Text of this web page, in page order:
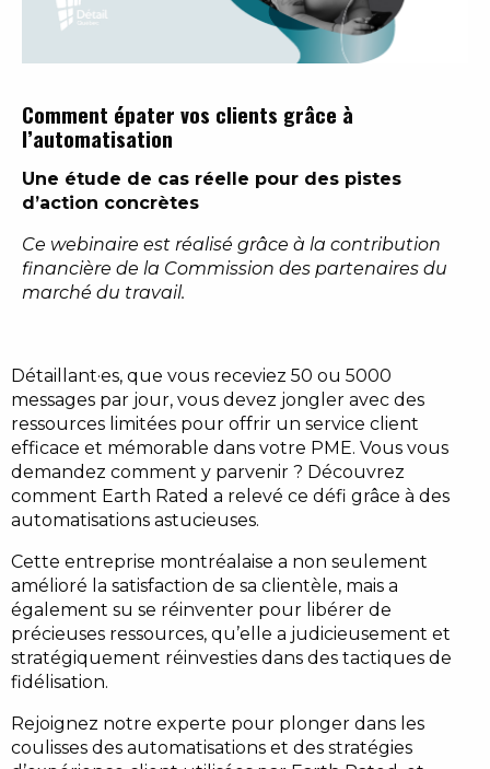
Comment épater vos clients grâce à
l’automatisation
Une étude de cas réelle pour des pistes
d’action concrètes
Ce webinaire est réalisé grâce à la contribution
financière de la Commission des partenaires du
marché du travail.
Détaillant·es, que vous receviez 50 ou 5000
messages par jour, vous devez jongler avec des
ressources limitées pour offrir un service client
efficace et mémorable dans votre PME. Vous vous
demandez comment y parvenir ? Découvrez
comment Earth Rated a relevé ce défi grâce à des
automatisations astucieuses.
Cette entreprise montréalaise a non seulement
amélioré la satisfaction de sa clientèle, mais a
également su se réinventer pour libérer de
précieuses ressources, qu’elle a judicieusement et
stratégiquement réinvesties dans des tactiques de
fidélisation.
Rejoignez notre experte pour plonger dans les
coulisses des automatisations et des stratégies